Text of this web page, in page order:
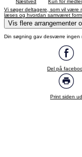
Næstved Kun for
Vi søger deltagere, som vil være
læses og hvordan samværet formes. Tilmelding til holdleder Bent Illum, 22 13 44 96.
100,-. Betaling via bank til reg.nr.: 6060 konto.nr.: 4496004. Anfør kode 618 og navn. Indtil 5.
maj 2027.
Vis flere arrangementer
Din søgning gav desværre ingen
Del på
Print siden ud